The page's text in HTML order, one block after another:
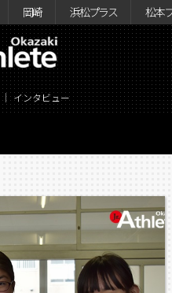
岡崎 浜松プラス 松本
インタビュー